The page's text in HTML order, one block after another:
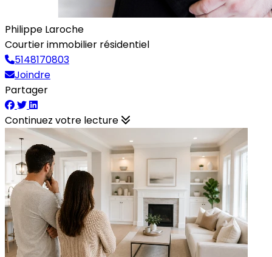
Philippe Laroche
Courtier immobilier résidentiel
5148170803
Joindre
Partager
Continuez votre lecture